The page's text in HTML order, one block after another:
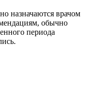
назначаются врачом
обычно
периода